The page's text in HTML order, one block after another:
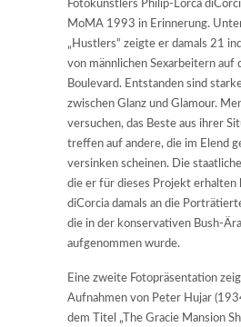
Fotokünstlers Philip-Lorca
MoMA 1993 in Erinnerung.
„Hustlers“ zeigte er damals 21
von männlichen Sexarbeitern auf
Boulevard. Entstanden sind
zwischen Glanz und Glamour.
versuchen, das Beste aus ihrer
treffen auf andere, die im Elend
versinken scheinen. Die
die er für dieses Projekt erhalten
diCorcia damals an die
die in der konservativen Bush-
aufgenommen wurde.
Eine zweite Fotopräsentation
Aufnahmen von Peter Hujar
dem Titel „The Gracie Mansion